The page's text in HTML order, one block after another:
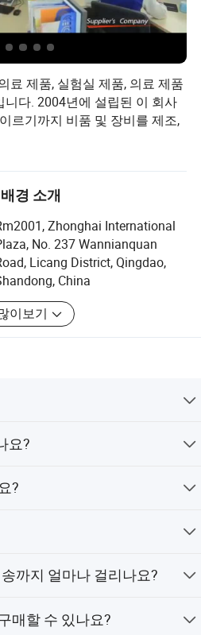
료 제품, 실험실 제품, 의료 제품
다. 2004년에 설립된 이 회사
르기까지 비품 및 장비를 제조,
상의 국가 및 지역), ISO13485
한, 우리는 서비스를 개선하고
모든 PRO에 기반한 여러 자
제품을 전문으로 합니다. 우리
지속적인 개선 및 혁신의 원칙을
결점, 제로 불만을 품질 목표로
니다.
품 및 의료 장비를 전문적으로
하며 MEDICA, CMEF, 아랍 건
가지고 있습니다.
대합니다
경 소개
Zhonghai International
No. 237 Wannianquan
Licang District, Qingdao,
China
이보기
동남아시아(15.00%), 중동
는 총 50명 정도의 직원이
요?
?
까지 얼마나 걸리나요?
니다. 항공 및 해상 배송도
매할 수 있나요?